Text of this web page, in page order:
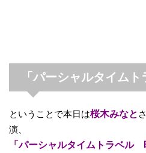
「パーシャルタイム
ということで本日は桜木みなと
演、
「パーシャルタイムトラベル